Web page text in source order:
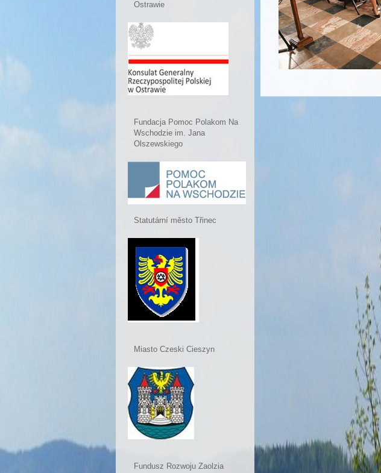
Ostrawie
Fundacja Pomoc Polakom Na
Wschodzie im. Jana
Olszewskiego
Statutární město Třinec
Miasto Czeski Cieszyn
Fundusz Rozwoju Zaolzia